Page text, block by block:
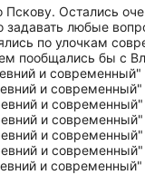
Остались
любые
по улочкам
пообщались бы с